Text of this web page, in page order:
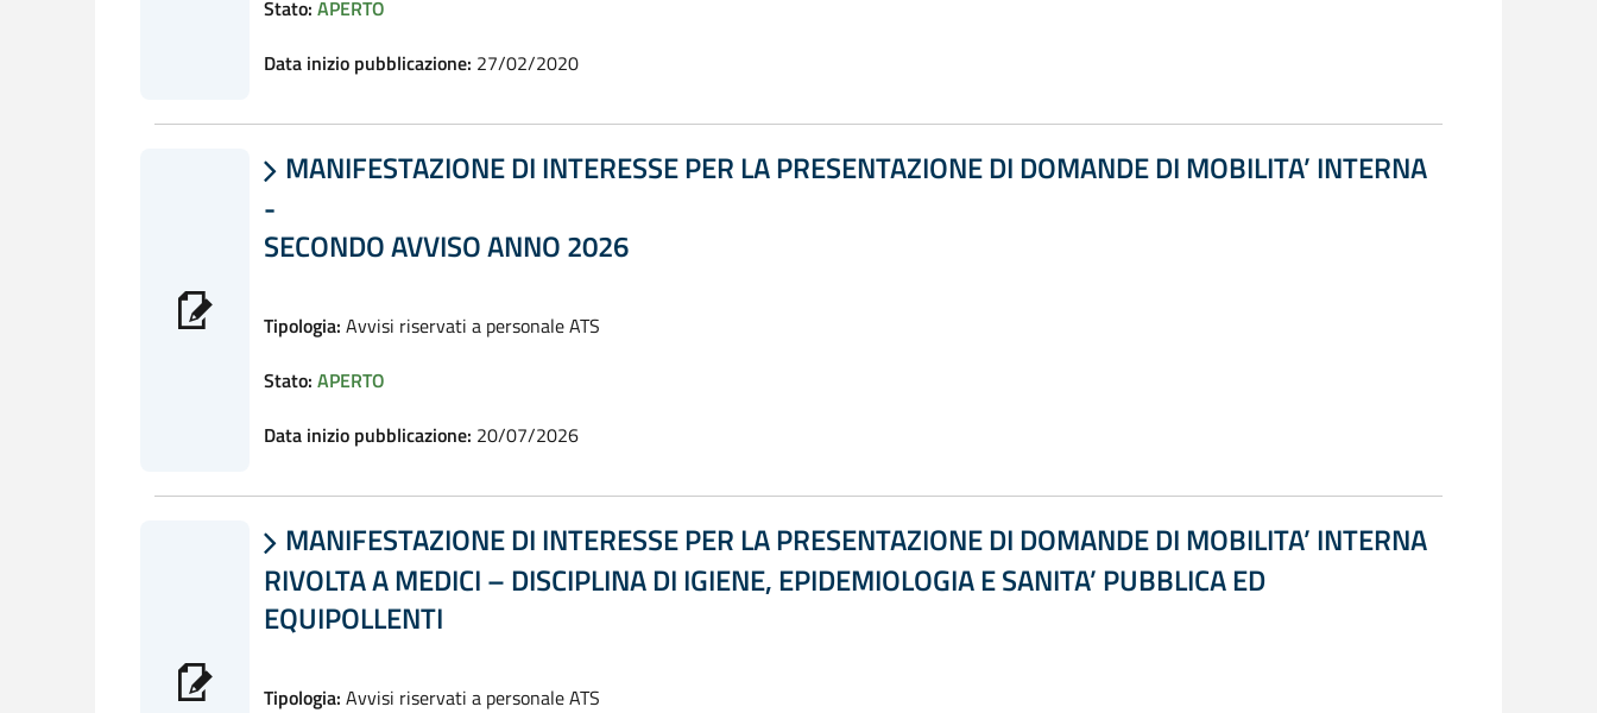
Stato: APERTO
Data inizio pubblicazione: 27/02/2020
 MANIFESTAZIONE DI INTERESSE PER LA PRESENTAZIONE DI DOMANDE DI MOBILITA’ INTERNA
-
SECONDO AVVISO ANNO 2026
Tipologia: Avvisi riservati a personale ATS
Stato: APERTO
Data inizio pubblicazione: 20/07/2026
 MANIFESTAZIONE DI INTERESSE PER LA PRESENTAZIONE DI DOMANDE DI MOBILITA’ INTERNA
RIVOLTA A MEDICI – DISCIPLINA DI IGIENE, EPIDEMIOLOGIA E SANITA’ PUBBLICA ED
EQUIPOLLENTI
Tipologia: Avvisi riservati a personale ATS